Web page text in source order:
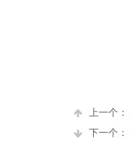
上一个：
下一个：